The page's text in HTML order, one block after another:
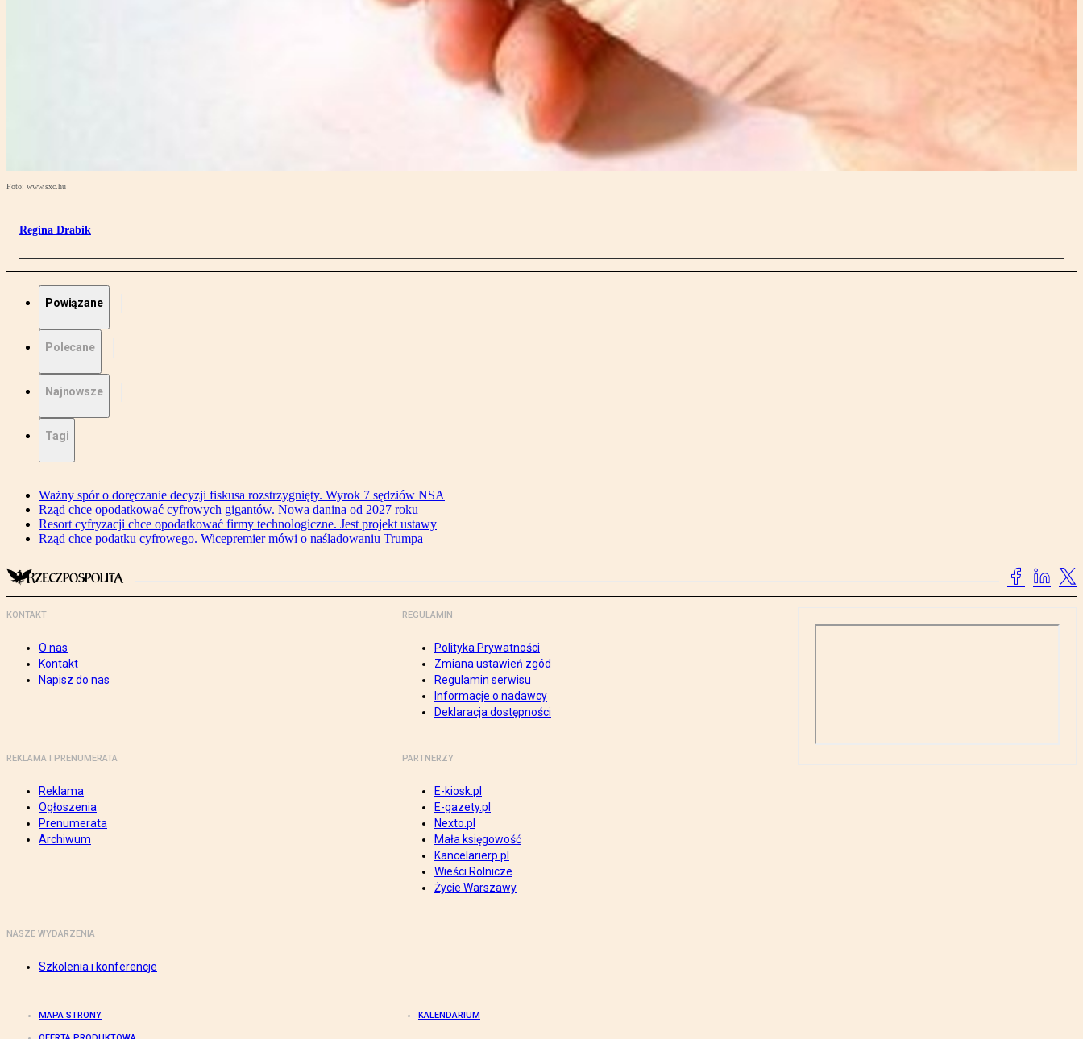
Foto: www.sxc.hu
Regina Drabik
Powiązane
Polecane
Najnowsze
Tagi
Ważny spór o doręczanie decyzji fiskusa rozstrzygnięty. Wyrok 7 sędziów NSA
Rząd chce opodatkować cyfrowych gigantów. Nowa danina od 2027 roku
Resort cyfryzacji chce opodatkować firmy technologiczne. Jest projekt ustawy
Rząd chce podatku cyfrowego. Wicepremier mówi o naśladowaniu Trumpa
KONTAKT
O nas
Kontakt
Napisz do nas
REGULAMIN
Polityka Prywatności
Zmiana ustawień zgód
Regulamin serwisu
Informacje o nadawcy
Deklaracja dostępności
REKLAMA I PRENUMERATA
Reklama
Ogłoszenia
Prenumerata
Archiwum
PARTNERZY
E-kiosk.pl
E-gazety.pl
Nexto.pl
Mała księgowość
Kancelarierp.pl
Wieści Rolnicze
Życie Warszawy
NASZE WYDARZENIA
Szkolenia i konferencje
MAPA STRONY KALENDARIUM